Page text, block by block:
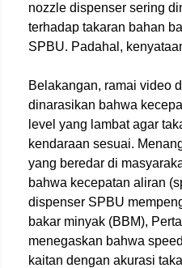
nozzle dispenser sering
terhadap takaran bahan
SPBU. Padahal,
Belakangan, ramai video
dinarasikan bahwa
level yang lambat agar
kendaraan sesuai.
yang beredar di
bahwa kecepatan aliran
dispenser SPBU
bakar minyak (BBM),
menegaskan bahwa
kaitan dengan akurasi